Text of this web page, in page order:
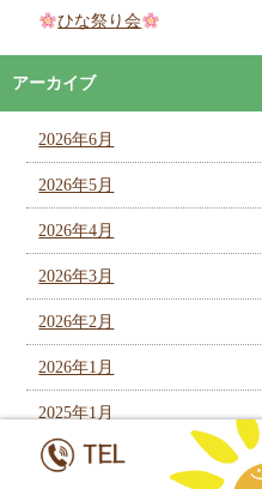
ひな祭り会
アーカイブ
2026年6月
2026年5月
2026年4月
2026年3月
2026年2月
2026年1月
2025年1月
2024年12月